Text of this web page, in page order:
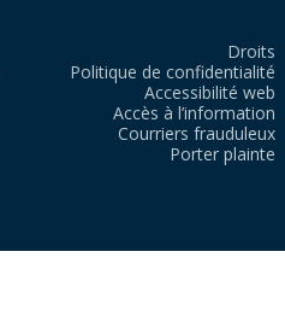
Droits
Politique de confidentialité
Accessibilité web
Accès à l’information
Courriers frauduleux
Porter plainte